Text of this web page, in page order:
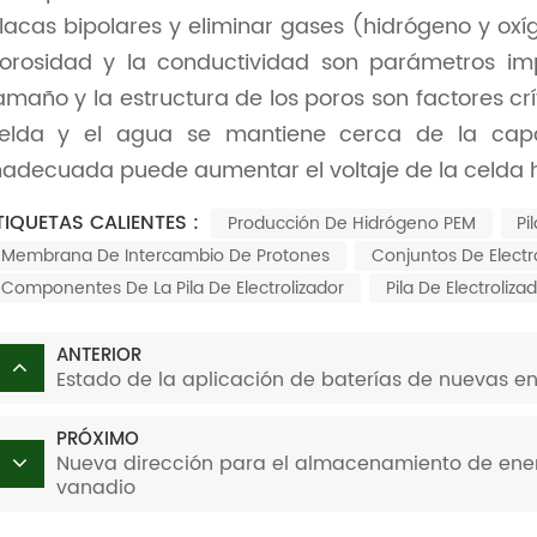
bipolares y eliminar gases (hidrógeno y
y la conductividad son parámetros
y la estructura de los poros son factores
y el agua se mantiene cerca de la
puede aumentar el voltaje de la celda
CALIENTES : Producción De Hidrógeno PEM
Membrana De Intercambio De Protones
Conjuntos De
Componentes De La Pila De Electrolizador
Pila De
ANTERIOR
Estado de la aplicación de baterías de nuevas
PRÓXIMO
Nueva dirección para el almacenamiento de
vanadio